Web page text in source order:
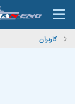
کاربران